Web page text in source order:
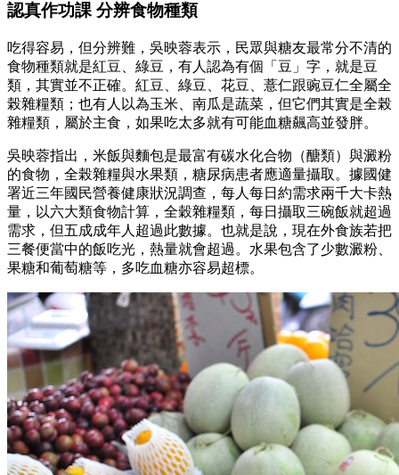
認真作功課 分辨食物種類
吃得容易，但分辨難，吳映蓉表示，民眾與糖友最常分不清的
食物種類就是紅豆、綠豆，有人認為有個「豆」字，就是豆
類，其實並不正確。紅豆、綠豆、花豆、薏仁跟豌豆仁全屬全
榖雜糧類；也有人以為玉米、南瓜是蔬菜，但它們其實是全榖
雜糧類，屬於主食，如果吃太多就有可能血糖飆高並發胖。
吳映蓉指出，米飯與麵包是最富有碳水化合物（醣類）與澱粉
的食物，全榖雜糧與水果類，糖尿病患者應適量攝取。據國健
署近三年國民營養健康狀況調查，每人每日約需求兩千大卡熱
量，以六大類食物計算，全穀雜糧類，每日攝取三碗飯就超過
需求，但五成成年人超過此數據。也就是說，現在外食族若把
三餐便當中的飯吃光，熱量就會超過。水果包含了少數澱粉、
果糖和葡萄糖等，多吃血糖亦容易超標。